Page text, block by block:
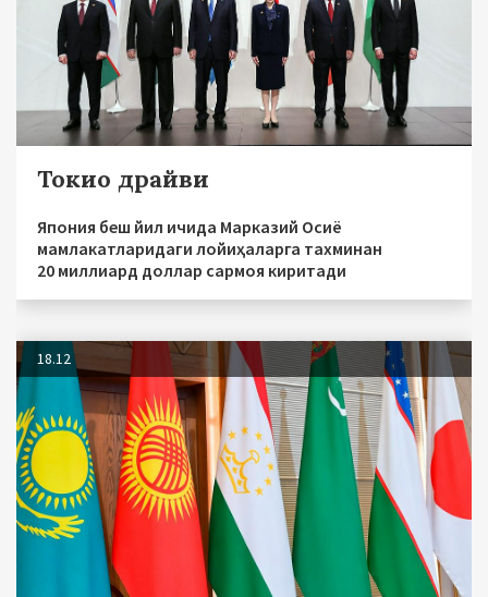
Токио драйви
Япония беш йил ичида Марказий Осиё
мамлакатларидаги лойиҳаларга тахминан
20 миллиард доллар сармоя киритади
18.12